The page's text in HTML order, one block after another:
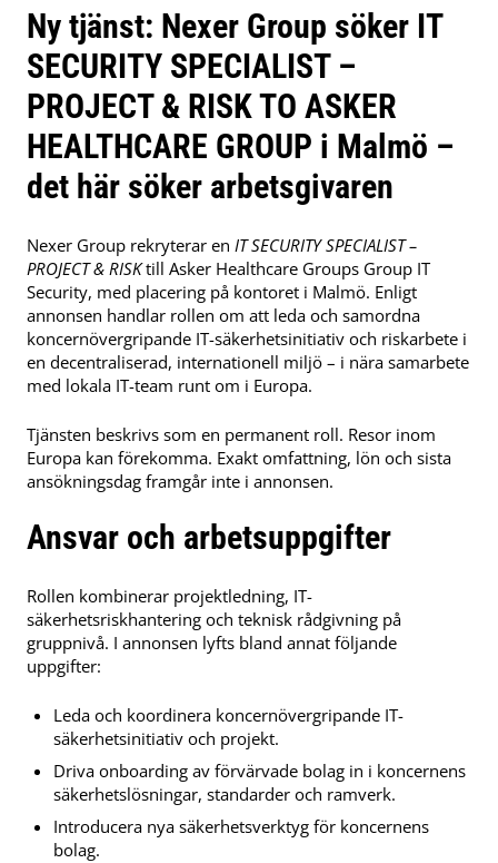
Ny tjänst: Nexer Group söker IT
SECURITY SPECIALIST –
PROJECT & RISK TO ASKER
HEALTHCARE GROUP i Malmö –
det här söker arbetsgivaren
Nexer Group rekryterar en IT SECURITY SPECIALIST –
PROJECT & RISKtill Asker Healthcare Groups Group IT
Security, med placering på kontoret i Malmö. Enligt
annonsen handlar rollen om att leda och samordna
koncernövergripande IT-säkerhetsinitiativ och riskarbete i
en decentraliserad, internationell miljö – i nära samarbete
med lokala IT-team runt om i Europa.
Tjänsten beskrivs som en permanent roll. Resor inom
Europa kan förekomma. Exakt omfattning, lön och sista
ansökningsdag framgår inte i annonsen.
Ansvar och arbetsuppgifter
Rollen kombinerar projektledning, IT-
säkerhetsriskhantering och teknisk rådgivning på
gruppnivå. I annonsen lyfts bland annat följande
uppgifter:
Leda och koordinera koncernövergripande IT-
säkerhetsinitiativ och projekt.
Driva onboarding av förvärvade bolag in i koncernens
säkerhetslösningar, standarder och ramverk.
Introducera nya säkerhetsverktyg för koncernens
bolag.